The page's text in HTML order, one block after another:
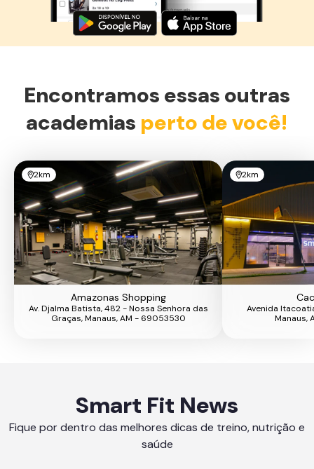
Encontramos essas outras
academias perto de você!
2km
Amazonas Shopping
Av. Djalma Batista, 482 - Nossa Senhora das
Graças, Manaus, AM - 69053530
2km
Avenida
Manaus,
Smart Fit News
Fique por dentro das melhores dicas de treino, nutrição e
saúde